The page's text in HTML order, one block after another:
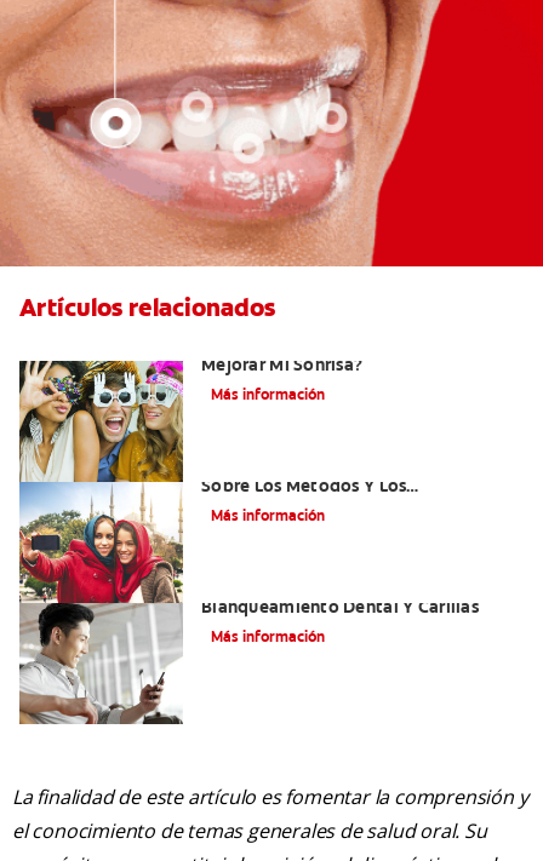
Artículos relacionados
Mejorar Mi Sonrisa?
Más información
Sobre Los Métodos Y Los
Procedimientos Del Adhesivo Dental
Más información
Blanqueamiento Dental Y Carillas
Más información
La finalidad de este artículo es fomentar la comprensión y
el conocimiento de temas generales de salud oral. Su